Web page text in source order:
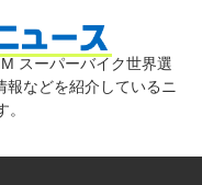
気
スーパーバイク世界選
などを紹介しているニ